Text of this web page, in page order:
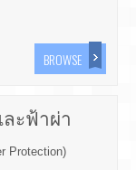
BROWSE
ะฟ้าผ่า
Protection)